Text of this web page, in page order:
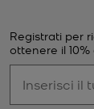
Registrati per
ottenere il